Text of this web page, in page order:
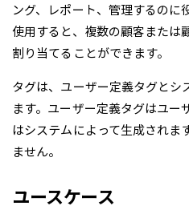
ング、レポート、管理するのに
使用すると、複数の顧客または
割り当てることができます。
タグは、ユーザー定義タグと
ます。ユーザー定義タグはユ
はシステムによって生成されま
ません。
ユースケース